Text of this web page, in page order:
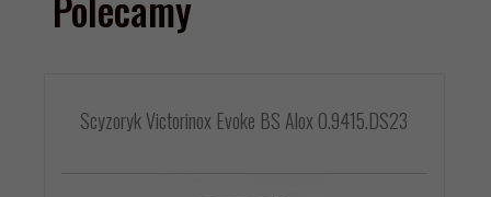
Scyzoryk Victorinox Evoke BS Alox 0.9415.DS23